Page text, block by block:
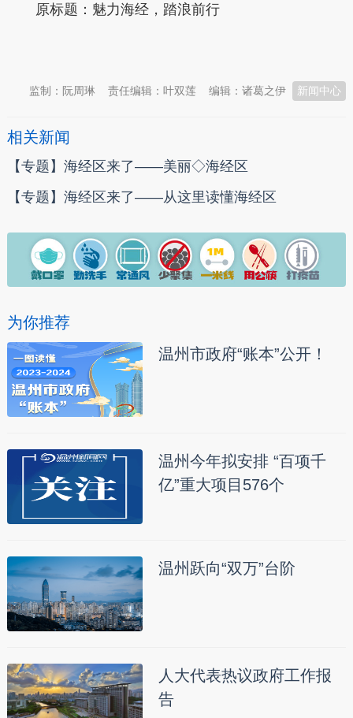
原标题：魅力海经，踏浪前行
新闻中心
编辑：诸葛之伊
责任编辑：叶双莲
监制：阮周琳
相关新闻
【专题】海经区来了——美丽◇海经区
【专题】海经区来了——从这里读懂海经区
为你推荐
温州市政府“账本”公开！
温州今年拟安排 “百项千
亿”重大项目576个
温州跃向“双万”台阶
人大代表热议政府工作报
告